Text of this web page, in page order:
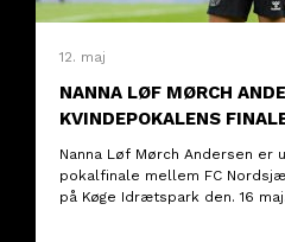
12. maj
NANNA LØF MØRCH
KVINDEPOKALENS
Nanna Løf Mørch Andersen
pokalfinale mellem FC
på Køge Idrætspark den. 16 maj.